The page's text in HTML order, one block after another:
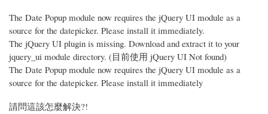
The Date Popup module now requires the jQuery UI module as a
source for the datepicker. Please install it immediately.
The jQuery UI plugin is missing. Download and extract it to your
jquery_ui module directory. (目前使用 jQuery UI Not found)
The Date Popup module now requires the jQuery UI module as a
source for the datepicker. Please install it immediately
請問這該怎麼解決?!